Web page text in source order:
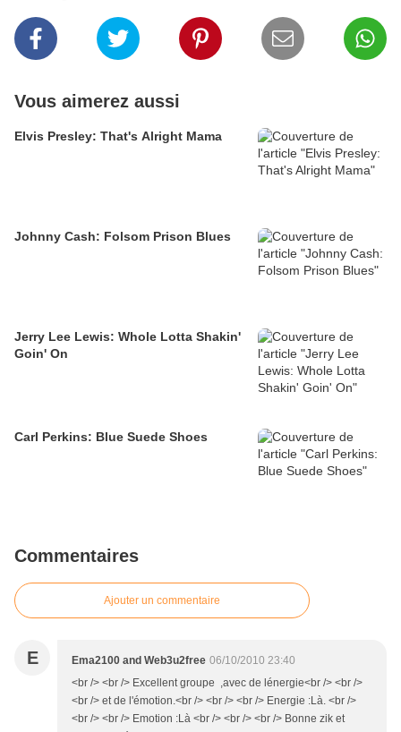
Vous aimerez aussi
Elvis Presley: That's Alright Mama
Johnny Cash: Folsom Prison Blues
Jerry Lee Lewis: Whole Lotta Shakin'
Goin' On
Carl Perkins: Blue Suede Shoes
Commentaires
Ajouter un commentaire
E Ema2100 and Web3u2free 06/10/2010 23:40
<br /> <br /> Excellent groupe ,avec de lénergie<br /> <br />
<br /> et de l'émotion.<br /> <br /> <br /> Energie :Là. <br />
<br /> <br /> Emotion :Là <br /> <br /> <br /> Bonne zik et